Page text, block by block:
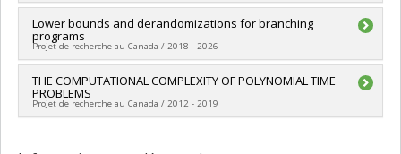
Chercheur principal : Pierre McKenzie
Sources de financement :CRSNG/Conseil de recherches en
sciences naturelles et génie du Canada (CRSNG)
recherche institutionnelle
Lower bounds and derandomizations for branching
programs
Projet de recherche au Canada / 2018 - 2026
Chercheur principal :Pierre McKenzie
Sources de financement :CRSNG/Conseil de recherches en
sciences naturelles et génie du Canada (CRSNG)
THE COMPUTATIONAL COMPLEXITY OF POLYNOMIAL TIME
PROBLEMS
Projet de recherche au Canada / 2012 - 2019